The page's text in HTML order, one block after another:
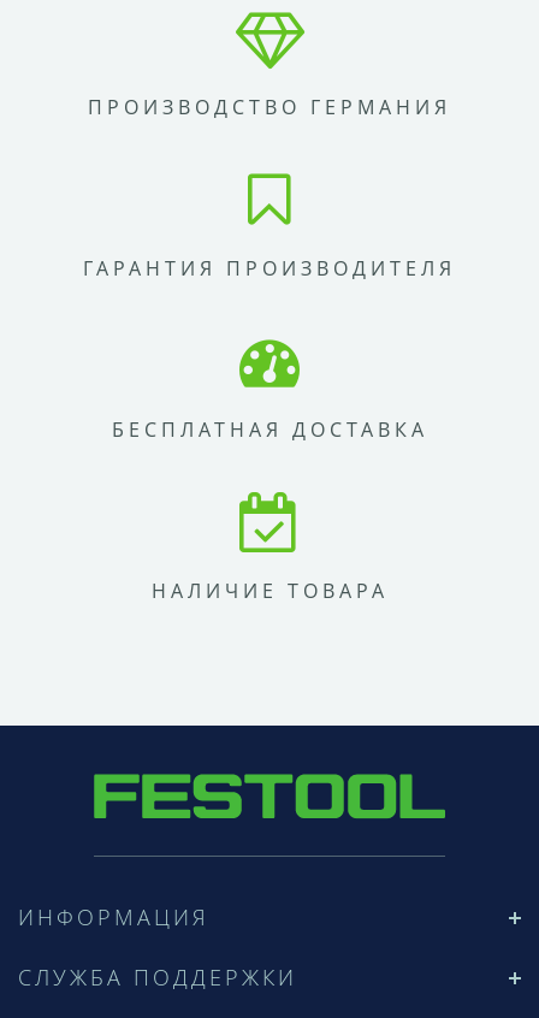
ПРОИЗВОДСТВО ГЕРМАНИЯ
ГАРАНТИЯ ПРОИЗВОДИТЕЛЯ
БЕСПЛАТНАЯ ДОСТАВКА
НАЛИЧИЕ ТОВАРА
ИНФОРМАЦИЯ
СЛУЖБА ПОДДЕРЖКИ